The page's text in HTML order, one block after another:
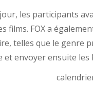
les participants
films. FOX a
telles que le genre
et envoyer ensuite